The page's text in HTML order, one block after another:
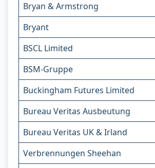
Bryan & Armstrong
Bryant
BSCL Limited
BSM-Gruppe
Buckingham Futures Limited
Bureau Veritas Ausbeutung
Bureau Veritas UK & Irland
Verbrennungen Sheehan